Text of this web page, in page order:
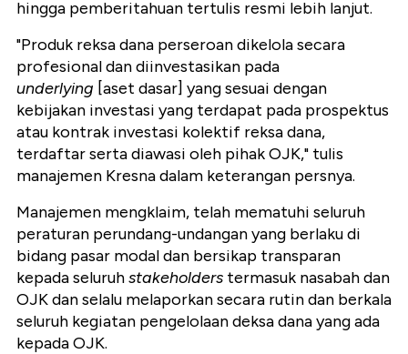
hingga pemberitahuan tertulis resmi lebih lanjut.
"Produk reksa dana perseroan dikelola secara
profesional dan diinvestasikan pada
underlying [aset dasar] yang sesuai dengan
kebijakan investasi yang terdapat pada prospektus
atau kontrak investasi kolektif reksa dana,
terdaftar serta diawasi oleh pihakOJK," tulis
manajemen Kresna dalam keterangan persnya.
Manajemen mengklaim, telah mematuhi seluruh
peraturan perundang-undangan yang berlaku di
bidang pasar modal dan bersikap transparan
kepada seluruhstakeholders termasuk nasabah dan
OJKdan selalu melaporkan secara rutin dan berkala
seluruh kegiatan pengelolaan deksa dana yang ada
kepadaOJK.